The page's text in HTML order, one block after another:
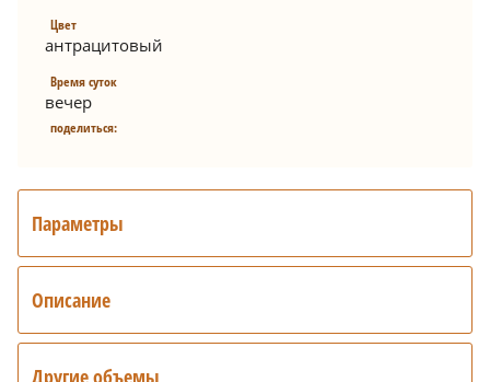
Цвет
антрацитовый
Время суток
вечер
поделиться:
Параметры
Описание
Другие объемы